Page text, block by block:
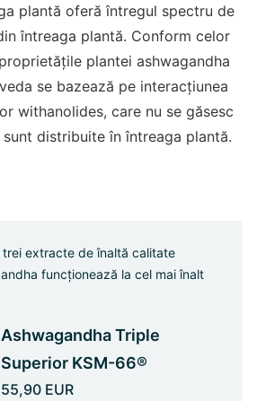
plantă oferă întregul spectru de
întreaga plantă. Conform celor
plantei ashwagandha
se bazează pe interacțiunea
withanolides, care nu se găsesc
distribuite în întreaga plantă.
extracte de înaltă calitate
funcționează la cel mai înalt
Ashwagandha Triple
Superior KSM-66®
55,90 EUR